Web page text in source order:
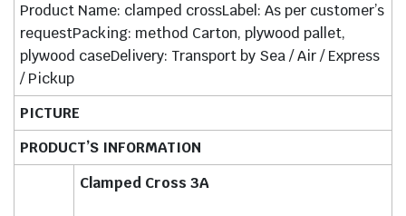
Product Name: clamped crossLabel: As per customer’s
requestPacking: method Carton, plywood pallet,
plywood caseDelivery: Transport by Sea / Air / Express
/ Pickup
PICTURE
PRODUCT’S INFORMATION
Clamped Cross 3A